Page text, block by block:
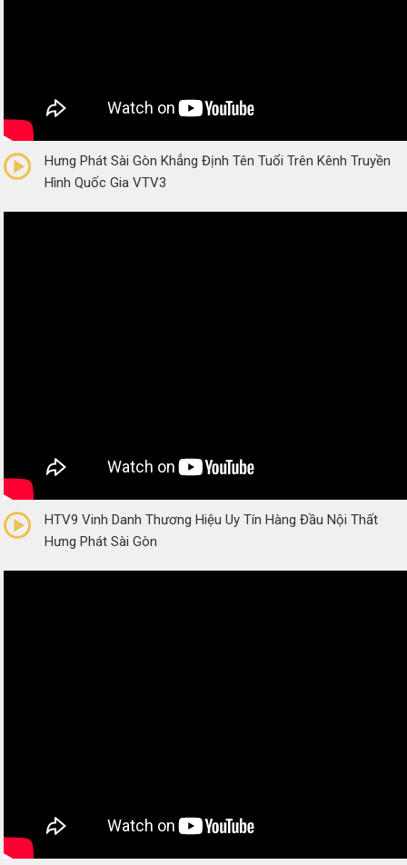
(0 Reviews)
Hưng Phát Sài Gòn Khẳng Định Tên Tuổi Trên Kênh Truyền
Hình Quốc Gia VTV3
(0 Reviews)
HTV9 Vinh Danh Thương Hiệu Uy Tín Hàng Đầu Nội Thất
Hưng Phát Sài Gòn
(0 Reviews)